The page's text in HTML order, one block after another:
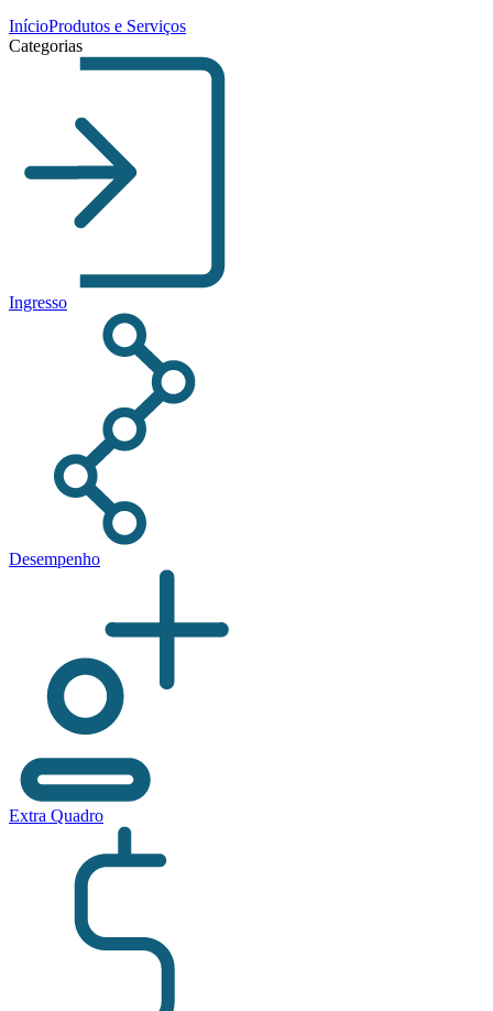
InícioProdutos e Serviços
Categorias
Ingresso
Desempenho
Extra Quadro